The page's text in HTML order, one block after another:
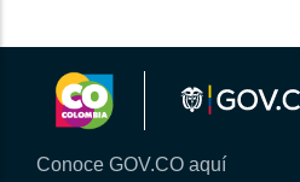
Conoce GOV.CO aquí